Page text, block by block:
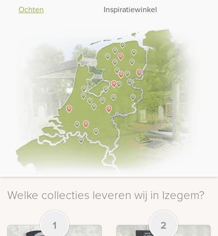
Ochten
Inspiratiewinkel
Welke collecties leveren wij in Izegem?
1 2